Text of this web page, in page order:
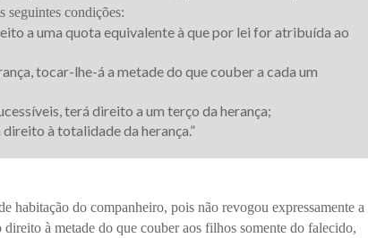
seguintes condições:
a uma quota equivalente à que por lei for atribuída ao
tocar-lhe-á a metade do que couber a cada um
terá direito a um terço da herança;
à totalidade da herança.”
habitação do companheiro, pois não revogou expressamente a
à metade do que couber aos filhos somente do falecido,